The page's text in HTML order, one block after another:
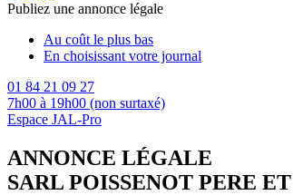
Publiez une annonce légale
Au coût le plus bas
En choisissant votre journal
01 84 21 09 27
7h00 à 19h00 (non surtaxé)
Espace JAL-Pro
ANNONCE LÉGALE
SARL POISSENOT PERE